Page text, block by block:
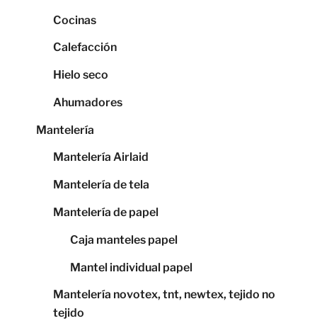
Cocinas
Calefacción
Hielo seco
Ahumadores
Mantelería
Mantelería Airlaid
Mantelería de tela
Mantelería de papel
Caja manteles papel
Mantel individual papel
Mantelería novotex, tnt, newtex, tejido no
tejido